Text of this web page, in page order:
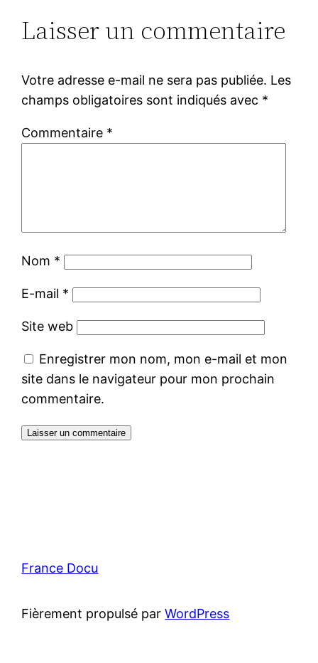
Laisser un commentaire
Votre adresse e-mail ne sera pas publiée. Les
champs obligatoires sont indiqués avec *
Commentaire *
Nom *
E-mail *
Site web
Enregistrer mon nom, mon e-mail et mon
site dans le navigateur pour mon prochain
commentaire.
France Docu
Fièrement propulsé parWordPress